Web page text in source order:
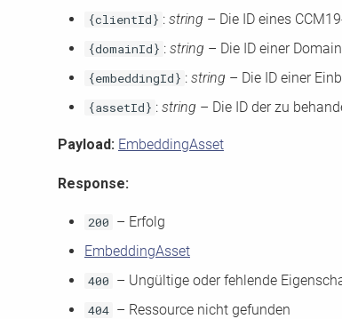
{clientId} : string – Die ID eines
{domainId} : string – Die ID einer
{embeddingId} : string – Die ID einer
{assetId} : string – Die ID der zu
Payload: EmbeddingAsset
Response:
200 – Erfolg
EmbeddingAsset
400 – Ungültige oder fehlende
404 – Ressource nicht gefunden